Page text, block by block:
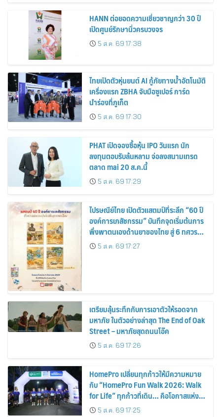
HANN ต่อยอดความเชี่ยวชาญกว่า 30 ปี
เปิดศูนย์รักษานิ่วครบวงจร
5 ส.ค. 69 17:38
ไทยเปิดตัวหุ่นยนต์ AI กู้ภัยทางน้ำอัตโนมัติ
เครื่องแรก ZBHA จับมือซูเปอร์ การ์ด
นำร่องที่ภูเก็ต
5 ส.ค. 69 17:30
PHAT เปิดจองซื้อหุ้น IPO วันแรก นัก
ลงทุนตอบรับล้นหลาม จ่อลงสนามเทรด
ตลาด mai 20 ส.ค.นี้
5 ส.ค. 69 17:29
ไปรษณีย์ไทย เปิดตัวแสตมป์ที่ระลึก “60 ปี
องค์การเภสัชกรรม” บันทึกจุดเริ่มต้นการ
พึ่งพาตนเองด้านยาของไทย สู่ 6 ทศวรรษ
แห่งการพัฒนาสุขภาพคนไทย
5 ส.ค. 69 17:27
เตรียมลุ้นระทึกกับการเอาตัวให้รอดจาก
มหาภัย ในตัวอย่างล่าสุด The End of Oak
Street – มหาภัยสุดถนนโอ๊ค
5 ส.ค. 69 17:26
HomePro เปลี่ยนทุกก้าวให้มีความหมาย
กับ “HomePro Fun Walk 2026: Walk
for Life” ทุกก้าวที่เดิน… คือโอกาสแห่ง
การมีชีวิต
5 ส.ค. 69 17:25